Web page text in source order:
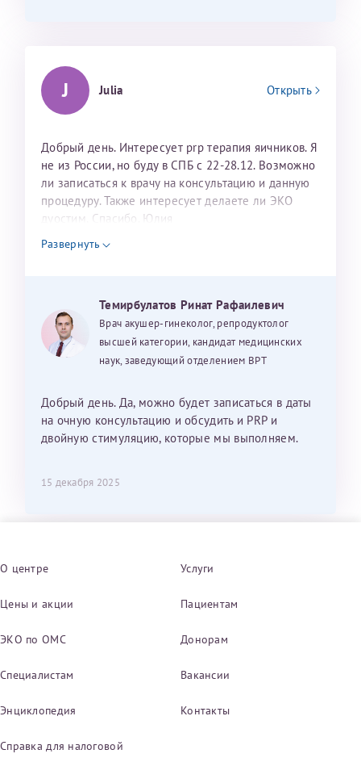
J Julia Открыть
Добрый день. Интересует prp терапия яичников. Я
не из России, но буду в СПБ с 22-28.12. Возможно
ли записаться к врачу на консультацию и данную
процедуру. Также интересует делаете ли ЭКО
дуостим. Спасибо. Юлия
Развернуть
Темирбулатов Ринат Рафаилевич
Врач акушер-гинеколог, репродуктолог
высшей категории, кандидат медицинских
наук, заведующий отделением ВРТ
Добрый день. Да, можно будет записаться в даты
на очную консультацию и обсудить и PRP и
двойную стимуляцию, которые мы выполняем.
15 декабря 2025
О центре Услуги
Цены и акции Пациентам
ЭКО по ОМС Донорам
Специалистам Вакансии
Энциклопедия Контакты
Справка для налоговой